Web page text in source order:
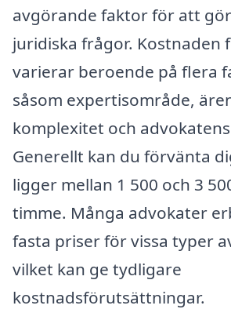
avgörande faktor för att
juridiska frågor. Kostnaden
varierar beroende på flera
såsom expertisområde,
komplexitet och
Generellt kan du förvänta
ligger mellan 1 500 och 3
timme. Många advokater
fasta priser för vissa typer
vilket kan ge tydligare
kostnadsförutsättningar.